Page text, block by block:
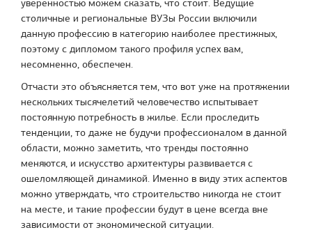
уверенностью можем сказать, что стоит. Ведущие
столичные и региональные ВУЗы России включили
данную профессию в категорию наиболее престижных,
поэтому с дипломом такого профиля успех вам,
несомненно, обеспечен.
Отчасти это объясняется тем, что вот уже на протяжении
нескольких тысячелетий человечество испытывает
постоянную потребность в жилье. Если проследить
тенденции, то даже не будучи профессионалом в данной
области, можно заметить, что тренды постоянно
меняются, и искусство архитектуры развивается с
ошеломляющей динамикой. Именно в виду этих аспектов
можно утверждать, что строительство никогда не стоит
на месте, и такие профессии будут в цене всегда вне
зависимости от экономической ситуации.